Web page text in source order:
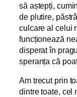
să aștepți,
de plutire,
culcare al celui
funcționează
disperat în
speranța că
Am trecut prin
dintre toate, cel